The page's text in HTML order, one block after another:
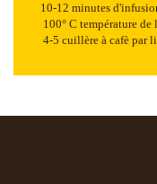
10-12 minutes
100° C température de
4-5 cuillère à cafè par